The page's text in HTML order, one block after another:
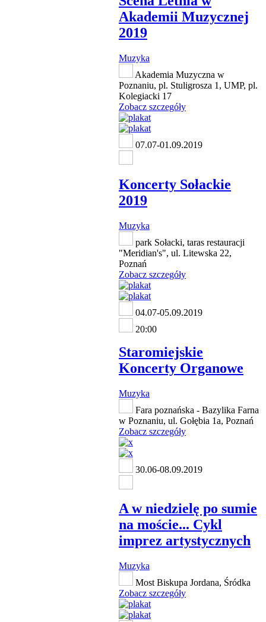
Akademii Muzycznej
2019
Muzyka
Akademia Muzyczna w
Poznaniu, pl. Stuligrosza 1, UMP, pl.
Kolegiacki 17
Zobacz szczegóły
07.07-01.09.2019
Koncerty Sołackie
2019
Muzyka
park Sołacki, taras restauracji
"Meridian's", ul. Litewska 22,
Poznań
Zobacz szczegóły
04.07-05.09.2019
20:00
Staromiejskie
Koncerty Organowe
Muzyka
Fara poznańska - Bazylika Farna
w Poznaniu, ul. Gołębia 1a, Poznań
Zobacz szczegóły
30.06-08.09.2019
A w niedzielę po sumie
na moście... Cykl
imprez artystycznych
Muzyka
Most Biskupa Jordana, Śródka
Zobacz szczegóły